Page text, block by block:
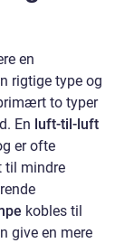
en
rigtige type og
to typer
En luft-til-luft
er ofte
til mindre
kobles til
give en mere